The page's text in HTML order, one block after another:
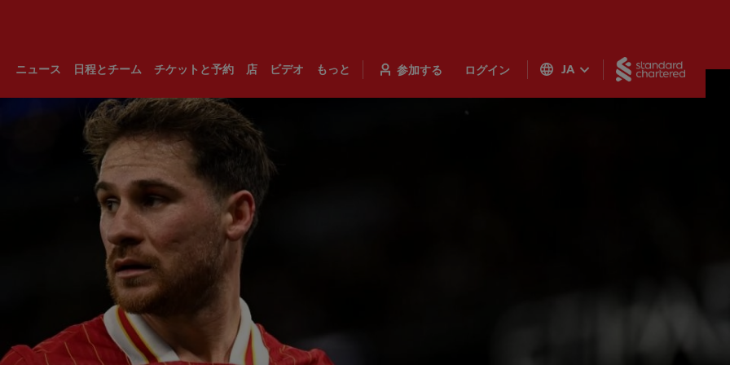
ニュース 日程とチーム チケットと予約 店 ビデオ もっと 参加する ログイン JA